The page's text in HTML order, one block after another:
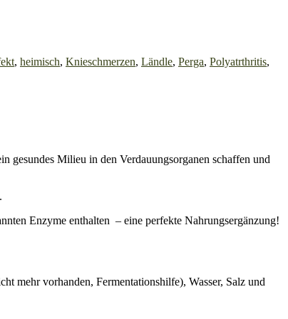
, heimisch, Knieschmerzen, Ländle, Perga, Polyatrthritis,
gesundes Milieu in den Verdauungsorganen schaffen und
Enzyme enthalten – eine perfekte Nahrungsergänzung!
mehr vorhanden, Fermentationshilfe), Wasser, Salz und